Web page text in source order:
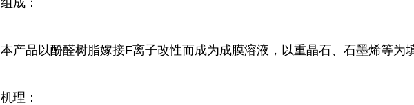
组成：
本产品以酚醛树脂嫁接F离子改性而成为成膜溶液，以重晶石、石墨烯等为
机理：